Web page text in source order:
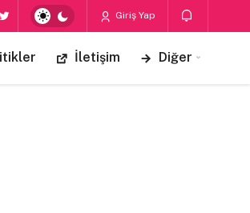
Giriş Yap
İletişim Diğer